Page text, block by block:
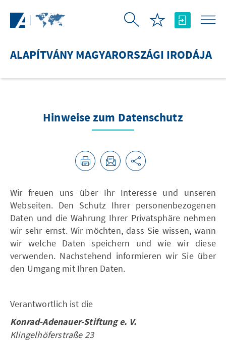
ALAPÍTVÁNY MAGYARORSZÁGI IRODÁJA
Hinweise zum Datenschutz
Wir freuen uns über Ihr Interesse und unseren
Webseiten. Den Schutz Ihrer personenbezogenen
Daten und die Wahrung Ihrer Privatsphäre nehmen
wir sehr ernst. Wir möchten, dass Sie wissen, wann
wir welche Daten speichern und wie wir diese
verwenden. Nachstehend informieren wir Sie über
den Umgang mit Ihren Daten.
Verantwortlich ist die
Konrad-Adenauer-Stiftung e. V.
Klingelhöferstraße 23